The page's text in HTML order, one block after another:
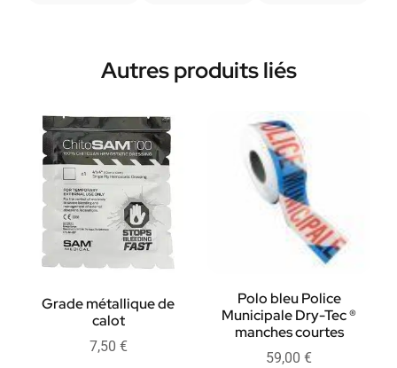
Autres produits liés
Grade métallique de
calot
7,50 €
Polo bleu Police
Municipale Dry-Tec ®
manches courtes
59,00 €